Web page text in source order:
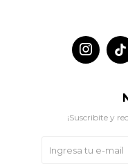

¡Suscribite y